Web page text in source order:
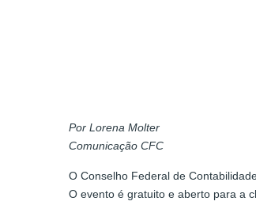
Por Lorena Molter
Comunicação CFC
O Conselho Federal de
O evento é gratuito e aberto para a